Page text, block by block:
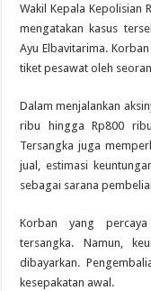
Wakil Kepala Kepolisian
mengatakan kasus
Ayu Elbavitarima.
tiket pesawat oleh
Dalam menjalankan
ribu hingga Rp800
Tersangka juga
jual, estimasi
sebagai sarana
Korban yang
tersangka. Namun,
dibayarkan.
kesepakatan awal.